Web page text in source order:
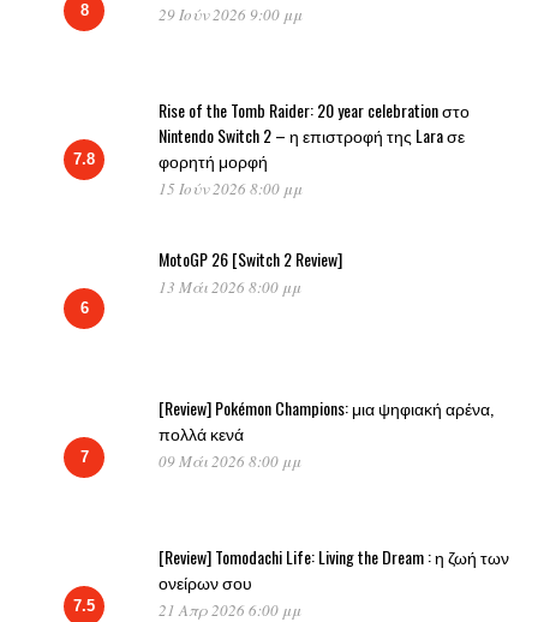
8 29 Ιούν 2026 9:00 μμ
7.8
Rise of the Tomb Raider: 20 year celebration στο
Nintendo Switch 2 – η επιστροφή της Lara σε
φορητή μορφή
15 Ιούν 2026 8:00 μμ
6
MotoGP 26 [Switch 2 Review]
13 Μάι 2026 8:00 μμ
7
[Review] Pokémon Champions: μια ψηφιακή αρένα,
πολλά κενά
09 Μάι 2026 8:00 μμ
7.5
[Review] Tomodachi Life: Living the Dream : η ζωή των
ονείρων σου
21 Απρ 2026 6:00 μμ